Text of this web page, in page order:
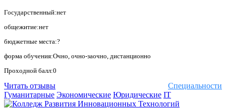
Государственный:нет
общежитие:нет
бюджетные места:?
форма обучения:Очно, очно-заочно, дистанционно
Проходной балл:0
Специальности
Читать отзывы
Гуманитарные Экономические Юридические IT